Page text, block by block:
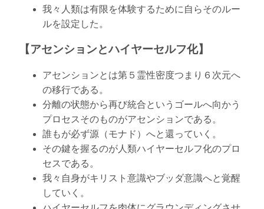
我々人類は有限を体験するために自らそのルー
ルを設定した。
【アセンションとハイヤーセルフ化】
アセンションとは第５霊性密度つまり６次元へ
の移行である。
分離の状態から再び統合というゴールへ向かう
プロセスそのものがアセンションである。
誰もが必ず源（モナド）へと還っていく。
その鍵を握るのが人類ハイヤーセルフ化のプロ
セスである。
我々自身がキリスト意識やブッダ意識へと覚醒
していく。